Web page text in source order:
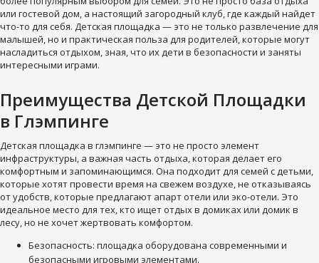
или гостевой дом, а настоящий загородный клуб, где каждый найдет
что-то для себя. Детская площадка — это не только развлечение для
малышей, но и практическая польза для родителей, которые могут
насладиться отдыхом, зная, что их дети в безопасности и заняты
интересными играми.
Преимущества Детской Площадки
в Глэмпинге
Детская площадка в глэмпинге — это не просто элемент
инфраструктуры, а важная часть отдыха, которая делает его
комфортным и запоминающимся. Она подходит для семей с детьми,
которые хотят провести время на свежем воздухе, не отказываясь
от удобств, которые предлагают апарт отели или эко-отели. Это
идеальное место для тех, кто ищет отдых в домиках или домик в
лесу, но не хочет жертвовать комфортом.
Безопасность: площадка оборудована современными и
безопасными игровыми элементами.